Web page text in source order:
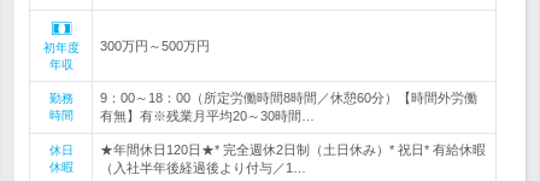
初年度
年収
300万円～500万円
勤務
時間
9：00～18：00（所定労働時間8時間／休憩60分）【時間外労働
有無】有※残業月平均20～30時間…
休日
休暇
★年間休日120日★* 完全週休2日制（土日休み）* 祝日* 有給休暇
（入社半年後経過後より付与／1…